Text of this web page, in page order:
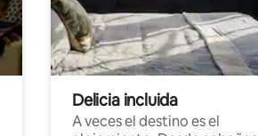
Delicia incluida
A veces el destino es el